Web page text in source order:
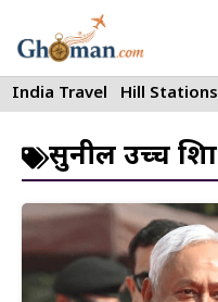
to
content
India Travel Hill Stations
सुनील उच्च शिक्षा